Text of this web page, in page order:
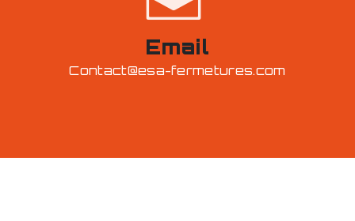
Email
contact@esa-fermetures.com